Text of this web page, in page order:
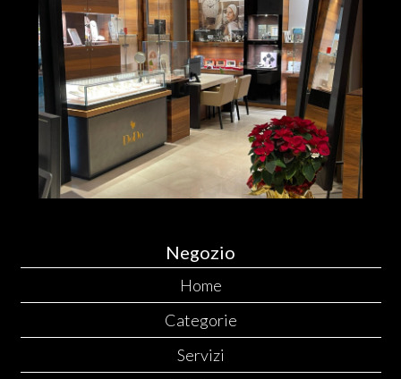
Negozio
Home
Categorie
Servizi